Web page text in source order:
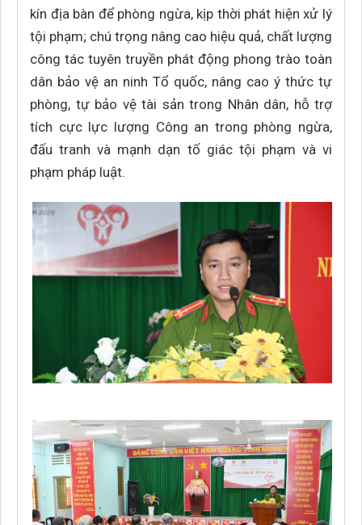
kín địa bàn để phòng ngừa, kịp thời phát hiện xử lý
tội phạm; chú trọng nâng cao hiệu quả, chất lượng
công tác tuyên truyền phát động phong trào toàn
dân bảo vệ an ninh Tổ quốc, nâng cao ý thức tự
phòng, tự bảo vệ tài sản trong Nhân dân, hỗ trợ
tích cực lực lượng Công an trong phòng ngừa,
đấu tranh và mạnh dạn tố giác tội phạm và vi
phạm pháp luật.